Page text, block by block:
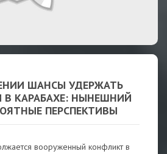
ШАНСЫ УДЕРЖАТЬ
КАРАБАХЕ: НЫНЕШНИЙ
ПЕРСПЕКТИВЫ
вооруженный конфликт в